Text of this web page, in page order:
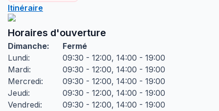
Itinéraire
Horaires d'ouverture
Dimanche:
Fermé
Lundi:
09:30 - 12:00, 14:00 - 19:00
Mardi:
09:30 - 12:00, 14:00 - 19:00
Mercredi:
09:30 - 12:00, 14:00 - 19:00
Jeudi:
09:30 - 12:00, 14:00 - 19:00
Vendredi:
09:30 - 12:00, 14:00 - 19:00